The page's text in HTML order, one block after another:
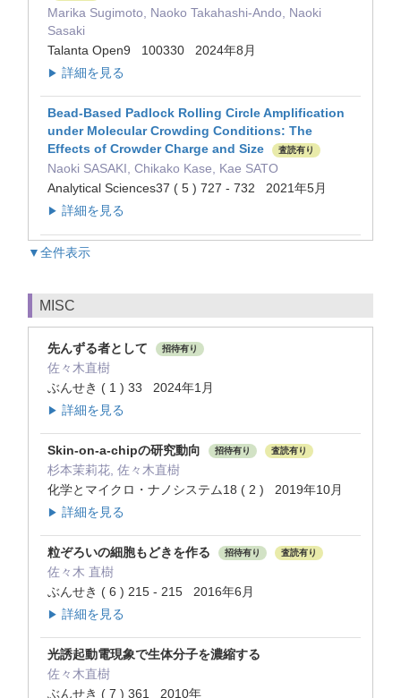
Marika Sugimoto, Naoko Takahashi-Ando, Naoki
Sasaki
Talanta Open9 100330 2024年8月
▶ 詳細を見る
Bead-Based Padlock Rolling Circle Amplification
under Molecular Crowding Conditions: The
Effects of Crowder Charge and Size
査読有り
Naoki SASAKI, Chikako Kase, Kae SATO
Analytical Sciences37 ( 5 ) 727 - 732 2021年5月
▶ 詳細を見る
▼全件表示
MISC
先んずる者として 招待有り
佐々木直樹
ぶんせき ( 1 ) 33 2024年1月
▶ 詳細を見る
Skin-on-a-chipの研究動向 招待有り 査読有り
杉本茉莉花, 佐々木直樹
化学とマイクロ・ナノシステム18 ( 2 ) 2019年10月
▶ 詳細を見る
粒ぞろいの細胞もどきを作る 招待有り 査読有り
佐々木 直樹
ぶんせき ( 6 ) 215 - 215 2016年6月
▶ 詳細を見る
光誘起動電現象で生体分子を濃縮する
佐々木直樹
ぶんせき ( 7 ) 361 2010年